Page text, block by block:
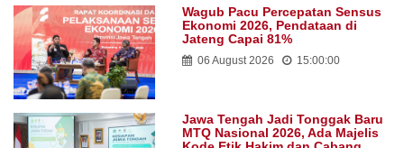
Wagub Pacu Percepatan Sensus
Ekonomi 2026, Pendataan di
Jateng Capai 81%
06 August 2026 15:00:00
Jawa Tengah Jadi Tonggak Baru
MTQ Nasional 2026, Ada Majelis